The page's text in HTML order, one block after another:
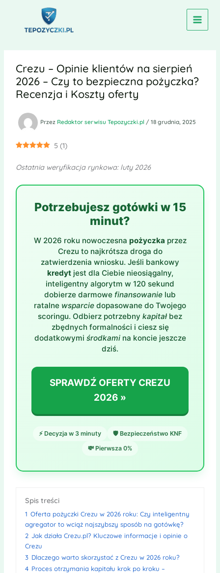
Crezu – Opinie klientów na sierpień
2026 – Czy to bezpieczna pożyczka?
Recenzja i Koszty oferty
Przez Redaktor serwisu Tepozyczki.pl / 18 grudnia, 2025
5 (1)
Ostatnia weryfikacja rynkowa: luty 2026
Potrzebujesz gotówki w 15
minut?
W 2026 roku nowoczesna pożyczka przez
Crezu to najkrótsza droga do
zatwierdzenia wniosku. Jeśli bankowy
kredytjest dla Ciebie nieosiągalny,
inteligentny algorytm w 120 sekund
dobierze darmowe finansowanie lub
ratalne wsparcie dopasowane do Twojego
scoringu. Odbierz potrzebny kapitałbez
zbędnych formalności i ciesz się
dodatkowymi środkamina koncie jeszcze
dziś.
SPRAWDŹ OFERTY CREZU
2026 »
⚡ Decyzja w 3 minuty
🛡️ Bezpieczeństwo KNF
💸 Pierwsza 0%
Spis treści
1 Oferta pożyczki Crezu w 2026 roku: Czy inteligentny
agregator to wciąż najszybszy sposób na gotówkę?
2 Jak działa Crezu.pl? Kluczowe informacje i opinie o
Crezu
3 Dlaczego warto skorzystać z Crezu w 2026 roku?
4 Proces otrzymania kapitału krok po kroku –